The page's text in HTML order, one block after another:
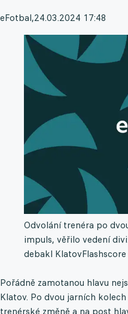
eFotbal,24.03.2024 17:48
Odvolání trenéra po
impuls, věřilo vedení
debakl KlatovFlashscore
Pořádně zamotanou hlavu
Klatov. Po dvou jarních
trenérské změně a na post